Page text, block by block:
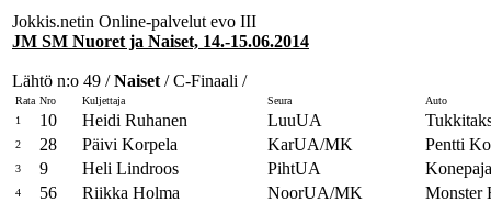
Jokkis.netin Online-palvelut evo III
JM SM Nuoret ja Naiset, 14.-15.06.2014
Lähtö n:o 49 /Naiset / C-Finaali /
Rata Nro Kuljettaja Seura
Auto
1
10 Heidi Ruhanen LuuUA
2 28 Päivi Korpela KarUA/MK Pentti
3 9 Heli Lindroos PihtUA
4 56 Riikka Holma NoorUA/MK Monster